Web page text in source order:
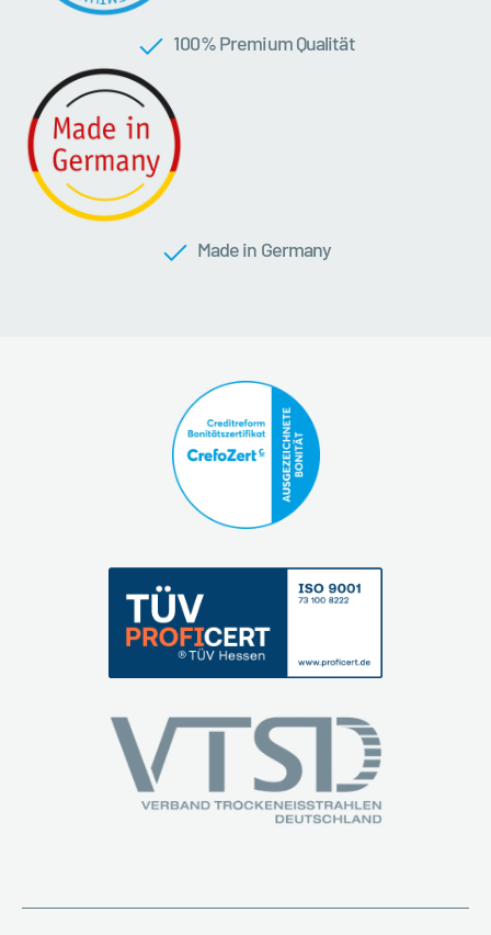
100 % Premium Qualität
Made in Germany